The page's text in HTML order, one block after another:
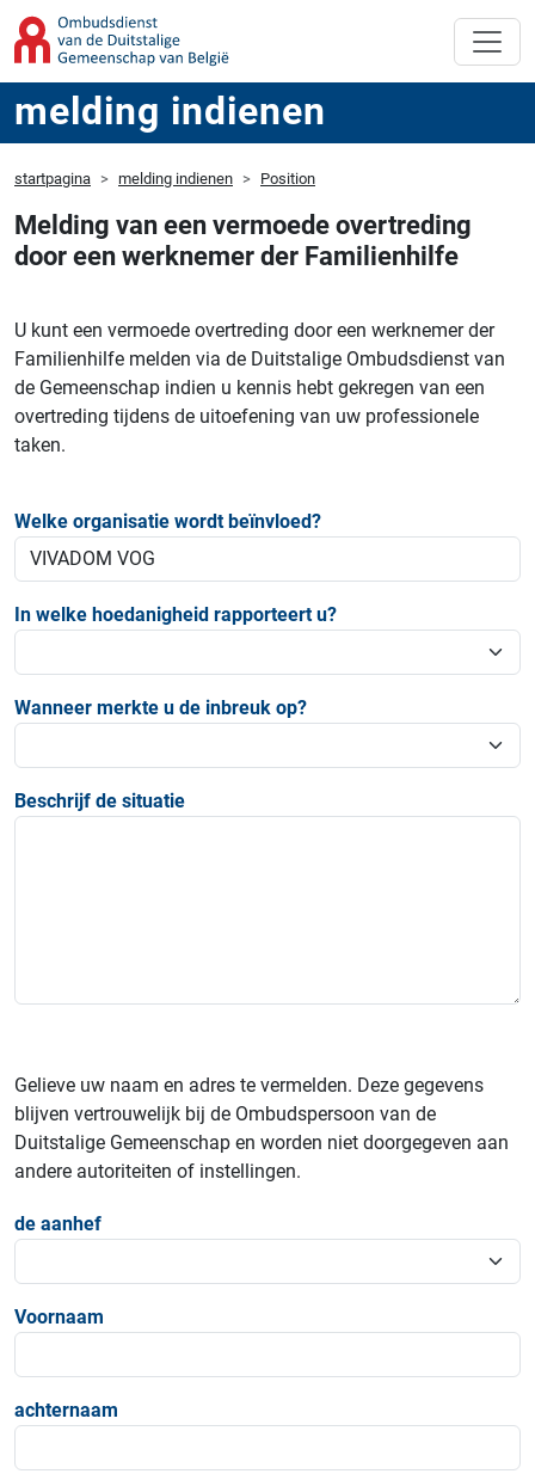
melding indienen
startpagina melding indienen Position
Melding van een vermoede overtreding
door een werknemer der Familienhilfe
U kunt een vermoede overtreding door een werknemer der
Familienhilfe melden via de Duitstalige Ombudsdienst van
de Gemeenschap indien u kennis hebt gekregen van een
overtreding tijdens de uitoefening van uw professionele
taken.
Welke organisatie wordt beïnvloed?
In welke hoedanigheid rapporteert u?
Wanneer merkte u de inbreuk op?
Beschrijf de situatie
Gelieve uw naam en adres te vermelden. Deze gegevens
blijven vertrouwelijk bij de Ombudspersoon van de
Duitstalige Gemeenschap en worden niet doorgegeven aan
andere autoriteiten of instellingen.
de aanhef
Voornaam
achternaam